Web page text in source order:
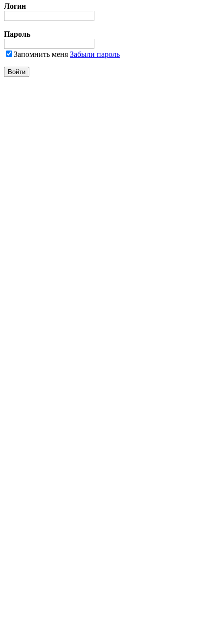
Логин
Пароль
Запомнить меня Забыли пароль